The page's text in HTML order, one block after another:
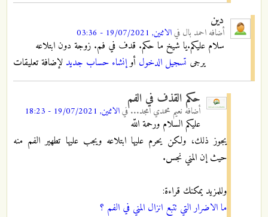
دين
أضافه احمد بال فيالاثنين, 19/07/2021 - 03:36
سلام عليكم.يا شيخ ما حكم. قدف في فم. زوجة دون ابتلاعه
يرجى تسجيل الدخول أوإنشاء حساب جديد لإضافة تعليقات
حكم القذف في الفم
أضافه نعيم محمدي أمجد...فيالاثنين, 19/07/2021 - 18:23
عليكم السلام ورحمة اللّه
يجوز ذلك، ولكن يحرم عليها ابتلاعه ويجب عليها تطهير الفم منه
حيث إن المني نجس.
وللمزيد يمكنك قراءة:
ما الاضرار التي تتبع انزال المني في الفم ؟